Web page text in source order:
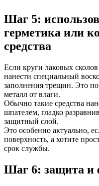
Шаг 5:
герметика или
средства
Если круги лаковых
нанести специальный
заполнения трещин. Это
металл от влаги.
Обычно такие средства
шпателем, гладко
защитный слой.
Это особенно актуально,
поверхность, а хотите
срок службы.
Шаг 6: защита и